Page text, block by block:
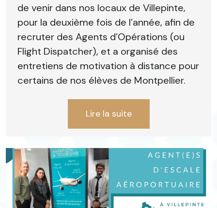
de venir dans nos locaux de Villepinte,
pour la deuxième fois de l’année, afin de
recruter des Agents d’Opérations (ou
Flight Dispatcher), et a organisé des
entretiens de motivation à distance pour
certains de nos élèves de Montpellier.
Lire la suite